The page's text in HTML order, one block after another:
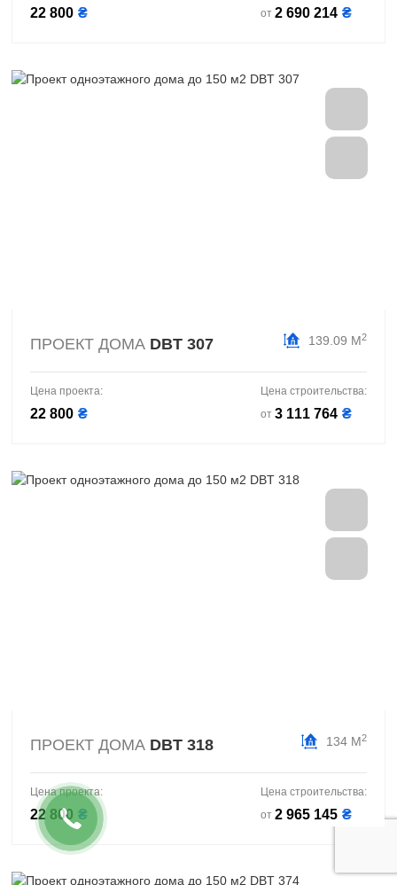
22 800 ₴
от 2 690 214 ₴
ПРОЕКТ ДОМА DBT 307 139.09 М2
Цена проекта:
22 800 ₴
Цена строительства:
от 3 111 764 ₴
ПРОЕКТ ДОМА DBT 318 134 М2
Цена проекта:
22 800 ₴
Цена строительства:
от 2 965 145 ₴